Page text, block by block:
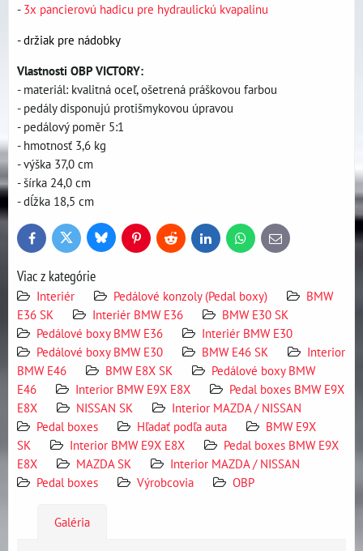
- 3x pancierovú hadicu pre hydraulickú kvapalinu
- držiak pre nádobky
Vlastnosti OBP VICTORY:
- materiál: kvalitná oceľ, ošetrená práškovou farbou
- pedály disponujú protišmykovou úpravou
- pedálový poměr 5:1
- hmotnosť 3,6 kg
- výška 37,0 cm
- šírka 24,0 cm
- dĺžka 18,5 cm
FacebookTwitter BlueskyPinterestReddit LinkedInWhatsApp
E-
mail
Viac z kategórie
Interiér Pedálové konzoly (Pedal boxy)
BMW
E36 SK
Interiér BMW E36
BMW E30 SK
Pedálové boxy BMW E36
Interiér BMW E30
Pedálové boxy BMW E30
BMW E46 SK
Interior
BMW E46
BMW E8X SK
Pedálové boxy BMW
E46
Interior BMW E9X E8X
Pedal boxes BMW E9X
E8X
NISSAN SK
Interior MAZDA / NISSAN
Pedal boxes
Hľadať podľa auta
BMW E9X
SK
Interior BMW E9X E8X
Pedal boxes BMW E9X
E8X
MAZDA SK
Interior MAZDA / NISSAN
Pedal boxes
Výrobcovia OBP
Galéria